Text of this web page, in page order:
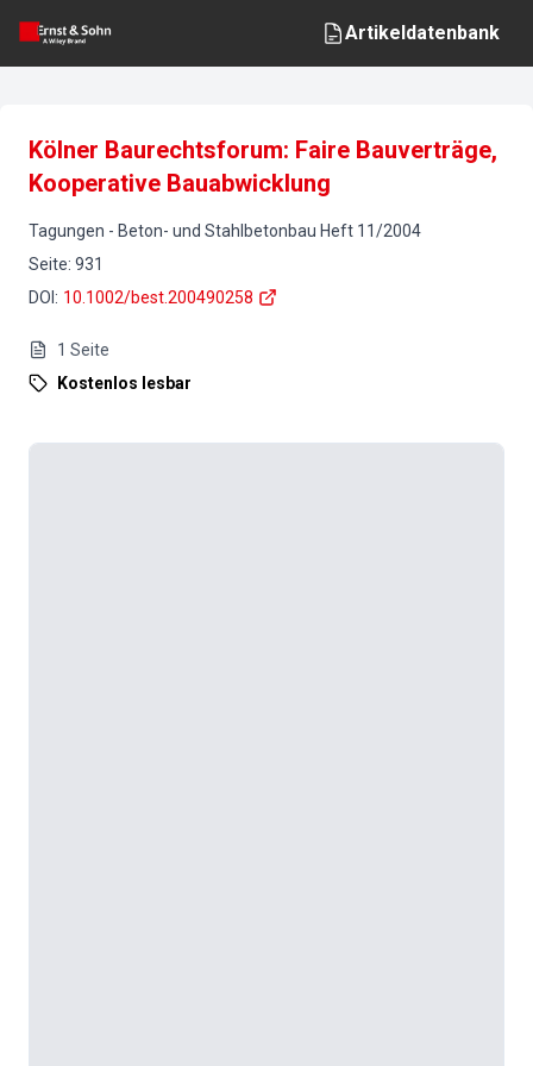
Artikeldatenbank
Kölner Baurechtsforum: Faire Bauverträge,
Kooperative Bauabwicklung
Tagungen - Beton- und Stahlbetonbau Heft 11/2004
Seite: 931
DOI : 10.1002/best.200490258
1 Seite
Kostenlos lesbar